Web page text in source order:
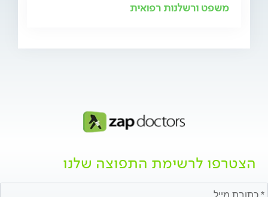
משפט ורשלנות רפואית
הצטרפו לרשימת התפוצה שלנו